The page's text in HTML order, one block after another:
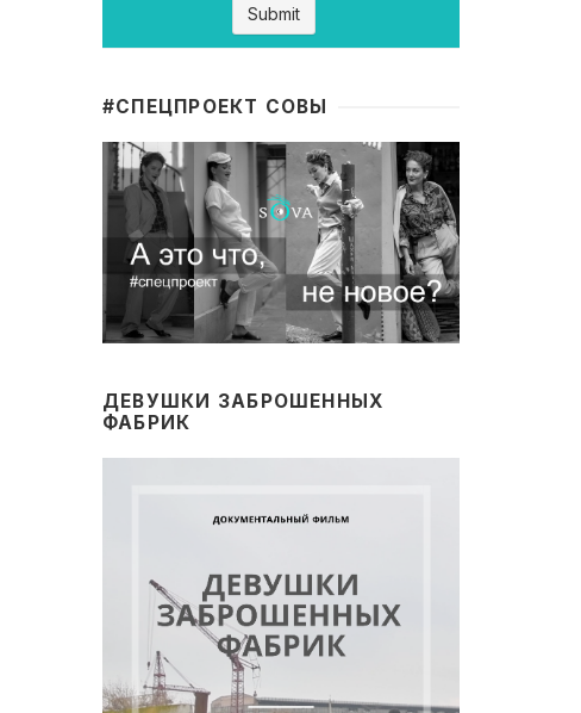
#CПЕЦПРОЕКТ СОВЫ
ДЕВУШКИ ЗАБРОШЕННЫХ
ФАБРИК